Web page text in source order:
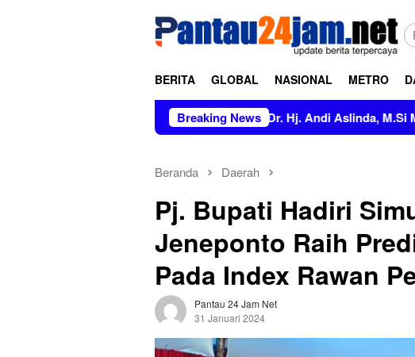
BERITA GLOBAL NASIONAL METRO
Breaking News
Tidak Berkonflik; Prof. Dr. Hj. Andi Aslinda, M.Si Mendapat
Beranda Daerah
Pj. Bupati Hadiri
Jeneponto Raih
Pada Index Rawan
Pantau 24 Jam Net
31 Januari 2024